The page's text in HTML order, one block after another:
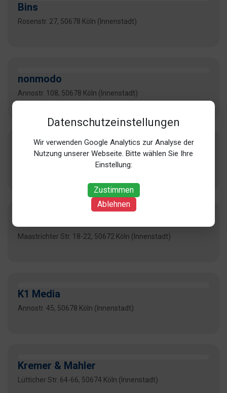
Datenschutzeinstellungen
Wir verwenden Google Analytics zur Analyse der
Nutzung unserer Webseite. Bitte wählen Sie Ihre
Einstellung:
Zustimmen
Ablehnen
Bins
Rosenstr. 27, 50678 Köln (Innenstadt)
nonmodo
Annostr. 108, 50678 Köln (Innenstadt)
res d
Limburger Str. 16, 50672 Köln (Innenstadt)
Maastrichter Str. 18-22, 50672 Köln (Innenstadt)
K1 Media
Annostr. 45, 50678 Köln (Innenstadt)
Kremer & Mahler
Lütticher Str. 64-66, 50674 Köln (Innenstadt)